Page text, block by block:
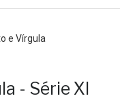
e Vírgula
- Série XI